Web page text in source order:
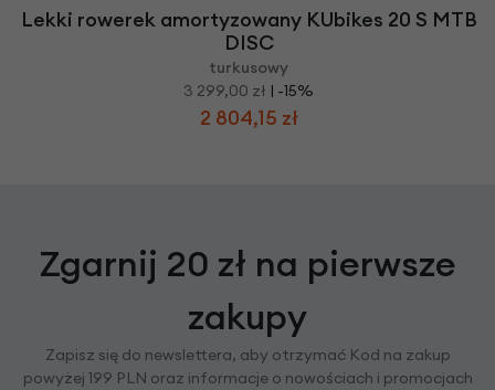
Lekki rowerek amortyzowany KUbikes 20 S MTB
DISC
turkusowy
3 299,00 zł | -15%
2 804,15 zł
Zgarnij 20 zł na pierwsze
zakupy
Zapisz się do newslettera, aby otrzymać Kod na zakup
powyżej 199 PLN oraz informacje o nowościach i promocjach